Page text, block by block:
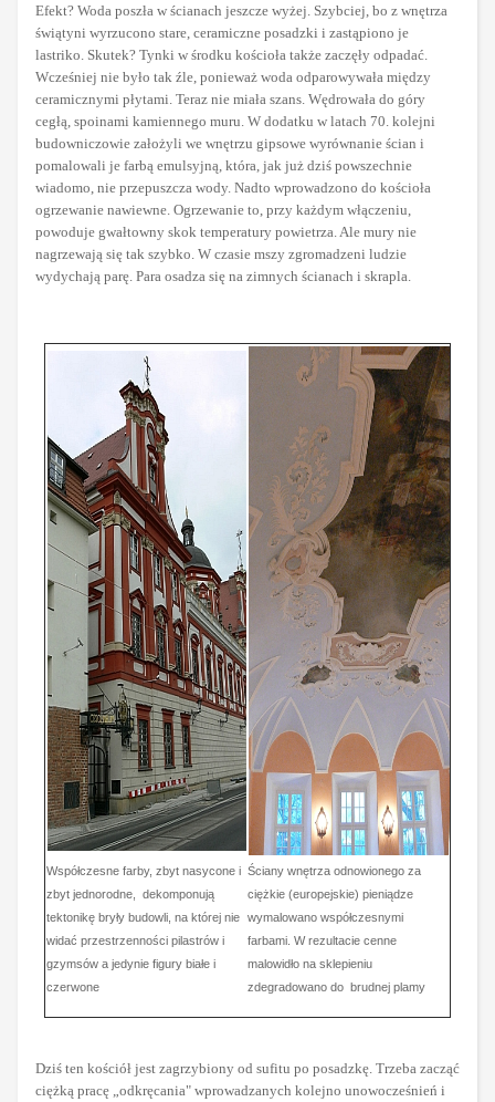
Efekt? Woda poszła w ścianach jeszcze wyżej. Szybciej, bo z wnętrza
świątyni wyrzucono stare, ceramiczne posadzki i zastąpiono je
lastriko. Skutek? Tynki w środku kościoła także zaczęły odpadać.
Wcześniej nie było tak źle, ponieważ woda odparowywała między
ceramicznymi płytami. Teraz nie miała szans. Wędrowała do góry
cegłą, spoinami kamiennego muru. W dodatku w latach 70. kolejni
budowniczowie założyli we wnętrzu gipsowe wyrównanie ścian i
pomalowali je farbą emulsyjną, która, jak już dziś powszechnie
wiadomo, nie przepuszcza wody. Nadto wprowadzono do kościoła
ogrzewanie nawiewne. Ogrzewanie to, przy każdym włączeniu,
powoduje gwałtowny skok temperatury powietrza. Ale mury nie
nagrzewają się tak szybko. W czasie mszy zgromadzeni ludzie
wydychają parę. Para osadza się na zimnych ścianach i skrapla.
Współczesne farby, zbyt nasycone i
zbyt jednorodne, dekomponują
tektonikę bryły budowli, na której nie
widać przestrzenności pilastrów i
gzymsów a jedynie figury białe i
czerwone
Ściany wnętrza odnowionego za
ciężkie (europejskie) pieniądze
wymalowano współczesnymi
farbami. W rezultacie cenne
malowidło na sklepieniu
zdegradowano do brudnej plamy
Dziś ten kościół jest zagrzybiony od sufitu po posadzkę. Trzeba zacząć
ciężką pracę „odkręcania" wprowadzanych kolejno unowocześnień i